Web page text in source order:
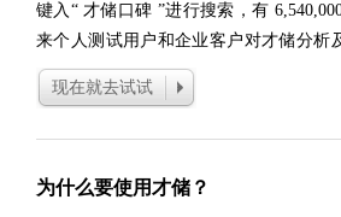
键入“ 才储口碑 ”进行搜索，有
来个人测试用户和企业客户对才储分析
现在就去试试
为什么要使用才储？